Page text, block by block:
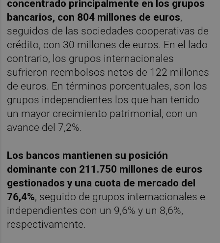
concentrado principalmente en los grupos
bancarios, con 804 millones de euros,
seguidos de las sociedades cooperativas de
crédito, con 30 millones de euros. En el lado
contrario, los grupos internacionales
sufrieron reembolsos netos de 122 millones
de euros. En términos porcentuales, son los
grupos independientes los que han tenido
un mayor crecimiento patrimonial, con un
avance del 7,2%.
Los bancos mantienen su posición
dominante con 211.750 millones de euros
gestionados y una cuota de mercado del
76,4%, seguido de grupos internacionales e
independientes con un 9,6% y un 8,6%,
respectivamente.